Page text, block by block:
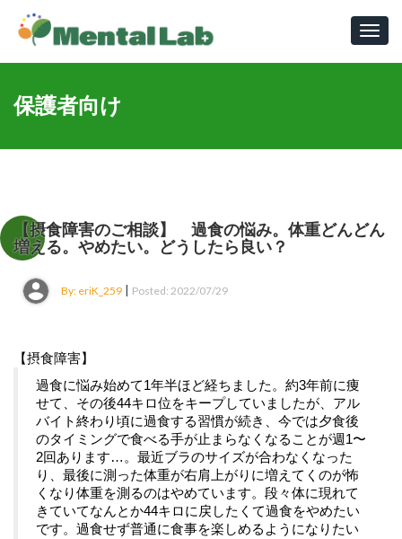
保護者向け
【摂食障害のご相談】 過食の悩み。体重どんどん
増える。やめたい。どうしたら良い？
By: eriK_259 | Posted: 2022/07/29
【摂食障害】
過食に悩み始めて1年半ほど経ちました。約3年前に痩
せて、その後44キロ位をキープしていましたが、アル
バイト終わり頃に過食する習慣が続き、今では夕食後
のタイミングで食べる手が止まらなくなることが週1〜
2回あります…。最近ブラのサイズが合わなくなった
り、最後に測った体重が右肩上がりに増えてくのが怖
くなり体重を測るのはやめています。段々体に現れて
きていてなんとか44キロに戻したくて過食をやめたい
です。過食せず普通に食事を楽しめるようになりたい